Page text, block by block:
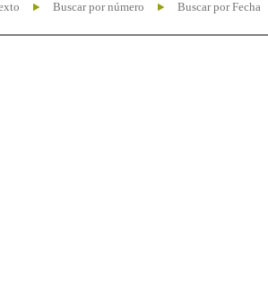
Buscar por número Buscar por Fecha